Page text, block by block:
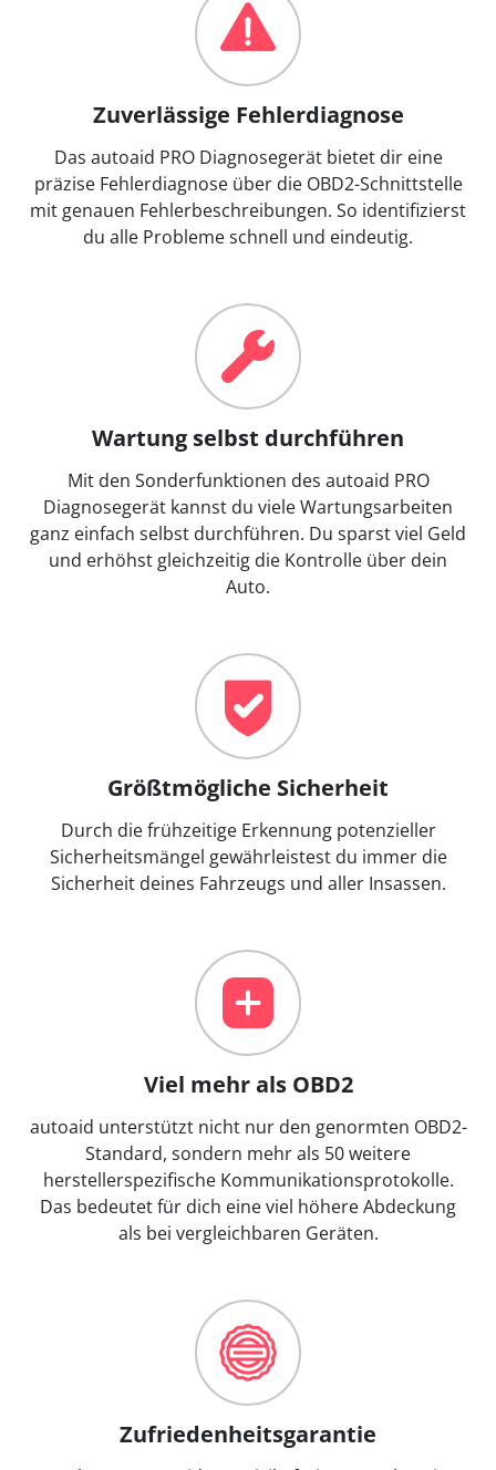
Zuverlässige Fehlerdiagnose
Das autoaid PRO Diagnosegerät bietet dir eine
präzise Fehlerdiagnose über die OBD2-Schnittstelle
mit genauen Fehlerbeschreibungen. So identifizierst
du alle Probleme schnell und eindeutig.
Wartung selbst durchführen
Mit den Sonderfunktionen des autoaid PRO
Diagnosegerät kannst du viele Wartungsarbeiten
ganz einfach selbst durchführen. Du sparst viel Geld
und erhöhst gleichzeitig die Kontrolle über dein
Auto.
Größtmögliche Sicherheit
Durch die frühzeitige Erkennung potenzieller
Sicherheitsmängel gewährleistest du immer die
Sicherheit deines Fahrzeugs und aller Insassen.
Viel mehr als OBD2
autoaid unterstützt nicht nur den genormten OBD2-
Standard, sondern mehr als 50 weitere
herstellerspezifische Kommunikationsprotokolle.
Das bedeutet für dich eine viel höhere Abdeckung
als bei vergleichbaren Geräten.
Zufriedenheitsgarantie